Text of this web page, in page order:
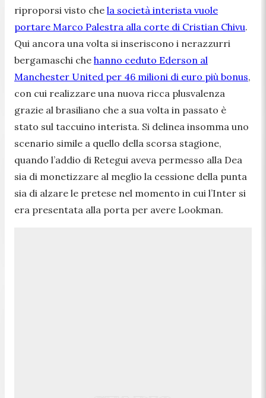
riproporsi visto che la società interista vuole
portare Marco Palestra alla corte di Cristian Chivu.
Qui ancora una volta si inseriscono i nerazzurri
bergamaschi che hanno ceduto Ederson al
Manchester United per 46 milioni di euro più bonus,
con cui realizzare una nuova ricca plusvalenza
grazie al brasiliano che a sua volta in passato è
stato sul taccuino interista. Si delinea insomma uno
scenario simile a quello della scorsa stagione,
quando l’addio di Retegui aveva permesso alla Dea
sia di monetizzare al meglio la cessione della punta
sia di alzare le pretese nel momento in cui l’Inter si
era presentata alla porta per avere Lookman.